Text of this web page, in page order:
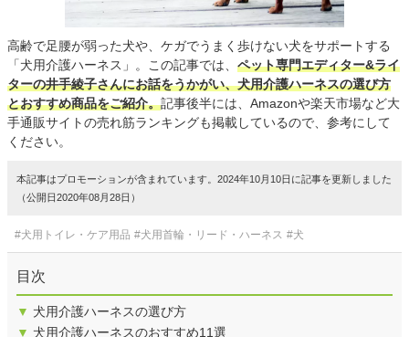
高齢で足腰が弱った犬や、ケガでうまく歩けない犬をサポートする
「犬用介護ハーネス」。この記事では、 ペット専門エディター&ライ
ターの井手綾子さんにお話をうかがい、犬用介護ハーネスの選び方
とおすすめ商品をご紹介。記事後半には、Amazonや楽天市場など大
手通販サイトの売れ筋ランキングも掲載しているので、参考にして
ください。
本記事はプロモーションが含まれています。2024年10月10日に記事を更新しました
（公開日2020年08月28日）
#犬用トイレ・ケア用品 #犬用首輪・リード・ハーネス #犬
目次
▼ 犬用介護ハーネスの選び方
▼ 犬用介護ハーネスのおすすめ11選